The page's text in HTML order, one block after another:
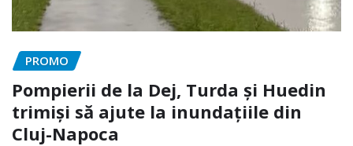
PROMO
Pompierii de la Dej, Turda și Huedin
trimiși să ajute la inundațiile din
Cluj-Napoca